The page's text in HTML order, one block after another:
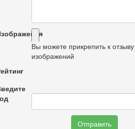
Вы можете прикрепить к
изображений
Отправить